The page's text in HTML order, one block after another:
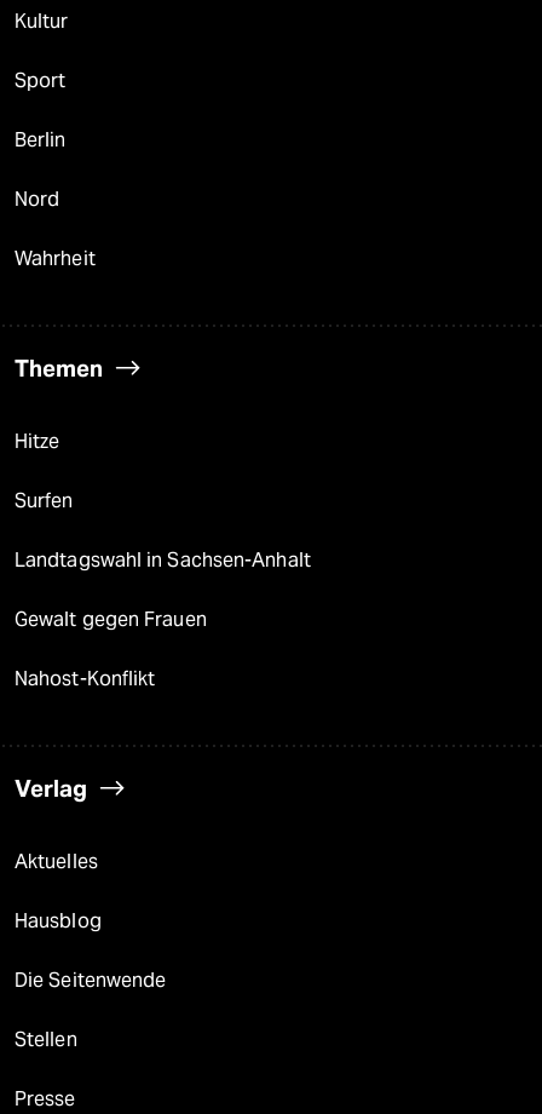
Kultur
Sport
Berlin
Nord
Wahrheit
Themen
Hitze
Surfen
Landtagswahl in Sachsen-Anhalt
Gewalt gegen Frauen
Nahost-Konflikt
Verlag
Aktuelles
Hausblog
Die Seitenwende
Stellen
Presse